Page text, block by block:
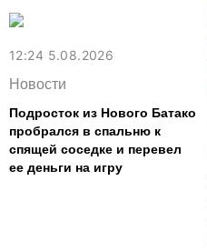
12:24 5.08.2026
Новости
Подросток из Нового Батако
пробрался в спальню к
спящей соседке и перевел
ее деньги на игру